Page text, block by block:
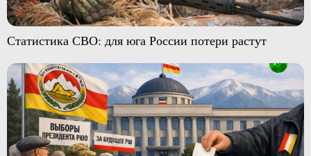
Статистика СВО: для юга России потери растут